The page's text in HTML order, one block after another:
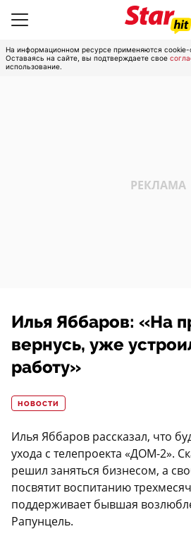
На информационном ресурсе применяются
Оставаясь на сайте, вы подтверждаете свое
использование.
Илья Яббаров: «На
вернусь, уже
работу»
НОВОСТИ
Илья Яббаров рассказал, что
ухода с телепроекта «ДОМ-2».
решил заняться бизнесом, а
посвятит воспитанию
поддерживает бывшая
Рапунцель.